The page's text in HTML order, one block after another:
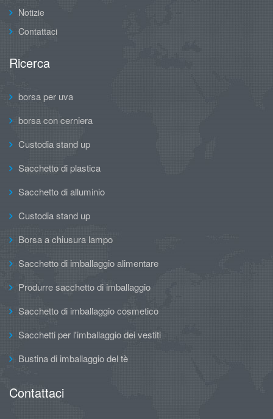
Notizie
Contattaci
Ricerca
borsa per uva
borsa con cerniera
Custodia stand up
Sacchetto di plastica
Sacchetto di alluminio
Custodia stand up
Borsa a chiusura lampo
Sacchetto di imballaggio alimentare
Produrre sacchetto di imballaggio
Sacchetto di imballaggio cosmetico
Sacchetti per l'imballaggio dei vestiti
Bustina di imballaggio del tè
Contattaci